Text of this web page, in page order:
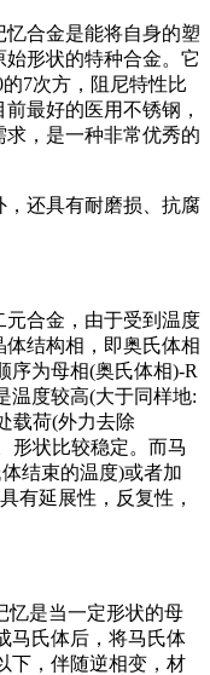
忆合金是能将自身的塑
形状的特种合金。它
7次方，阻尼特性比
最好的医用不锈钢，
，是一种非常优秀的
还具有耐磨损、抗腐
元合金，由于受到温度
结构相，即奥氏体相
序为母相(奥氏体相)-R
温度较高(大于同样地:
载荷(外力去除
形状比较稳定。而马
结束的温度)或者加
有延展性，反复性，
忆是当一定形状的母
马氏体后，将马氏体
下，伴随逆相变，材